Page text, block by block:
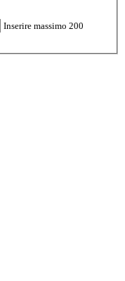
Inserire massimo 200